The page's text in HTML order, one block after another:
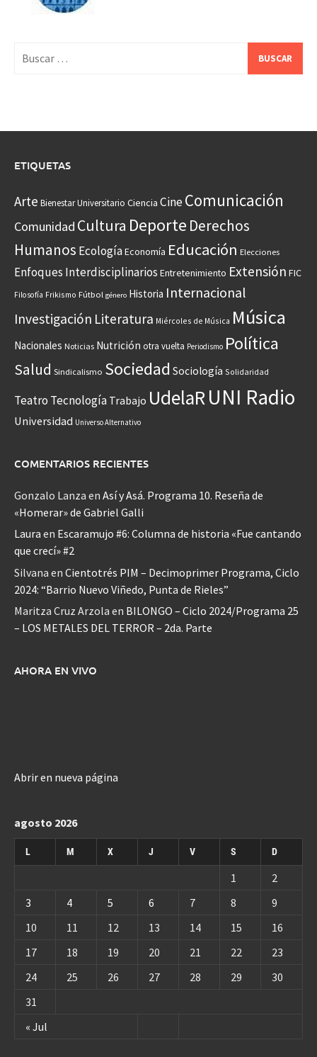
ETIQUETAS
Arte Bienestar Universitario Ciencia CineComunicación
Comunidad Cultura Deporte Derechos
Humanos EcologíaEconomía Educación Elecciones
Enfoques Interdisciplinarios Entretenimiento Extensión FIC
Filosofía Frikismo Fútbol género Historia Internacional
Investigación Literatura Miércoles de Música Música
Nacionales Noticias Nutrición otra vuelta Periodismo Política
Salud Sindicalismo Sociedad Sociología Solidaridad
Teatro Tecnología Trabajo UdelaRUNI Radio
Universidad Universo Alternativo
COMENTARIOS RECIENTES
Gonzalo Lanza en Así y Asá. Programa 10. Reseña de
«Homerar» de Gabriel Galli
Laura en Escaramujo #6: Columna de historia «Fue cantando
que crecí» #2
Silvana en Cientotrés PIM – Decimoprimer Programa, Ciclo
2024: “Barrio Nuevo Viñedo, Punta de Rieles”
Maritza Cruz Arzola en BILONGO – Ciclo 2024/Programa 25
– LOS METALES DEL TERROR – 2da. Parte
AHORA EN VIVO
Abrir en nueva página
agosto 2026
L M X J V S D
« Jul
1
2
3
4 5 6 7 8
9
10
11 12 13 14 15
16
17
18 19 20 21 22
23
24
25 26 27 28 29
30
31